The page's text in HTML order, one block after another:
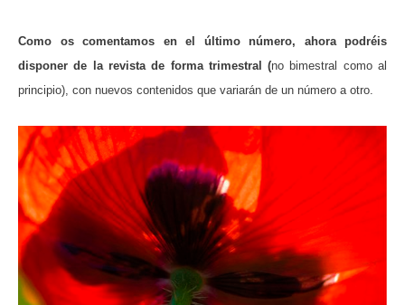
Como os comentamos en el último número, ahora podréis
disponer de la revista de forma trimestral (no bimestral como al
principio), con nuevos contenidos que variarán de un número a otro.